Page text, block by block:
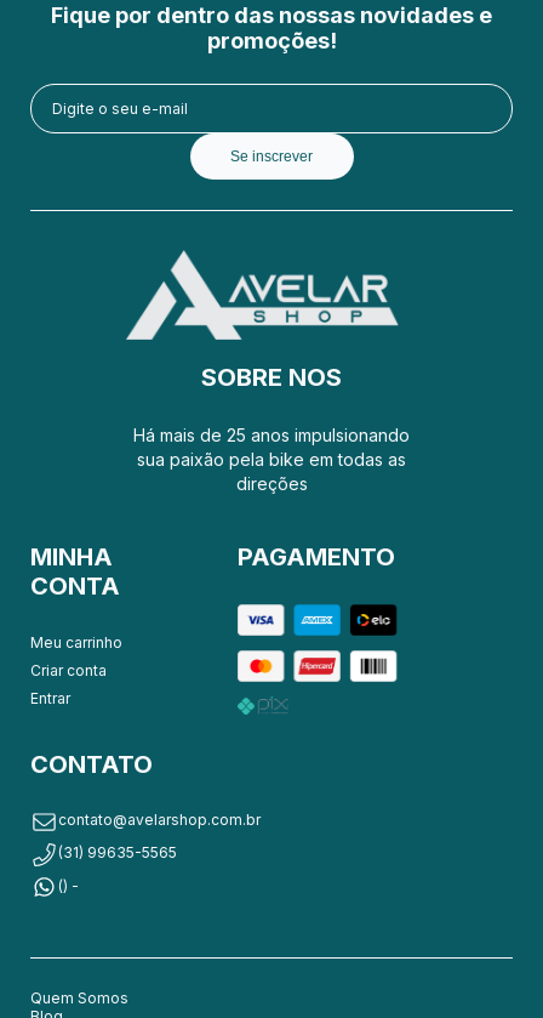
Fique por dentro das nossas novidades e
promoções!
Se inscrever
SOBRE NOS
Há mais de 25 anos impulsionando
sua paixão pela bike em todas as
direções
MINHA
CONTA
Meu carrinho
Criar conta
Entrar
CONTATO
contato@avelarshop.com.br
(31) 99635-5565
() -
PAGAMENTO
Quem Somos